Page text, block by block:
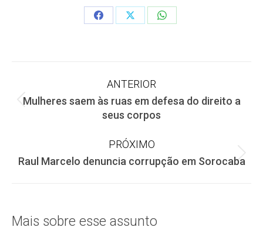
Share
Share
Share
Navegação
de
ANTERIOR
Post
anterior:
Mulheres saem às ruas em defesa do direito a
seus corpos
PRÓXIMO
Próximo
Raul Marcelo denuncia corrupção em Sorocaba
Mais sobre esse assunto